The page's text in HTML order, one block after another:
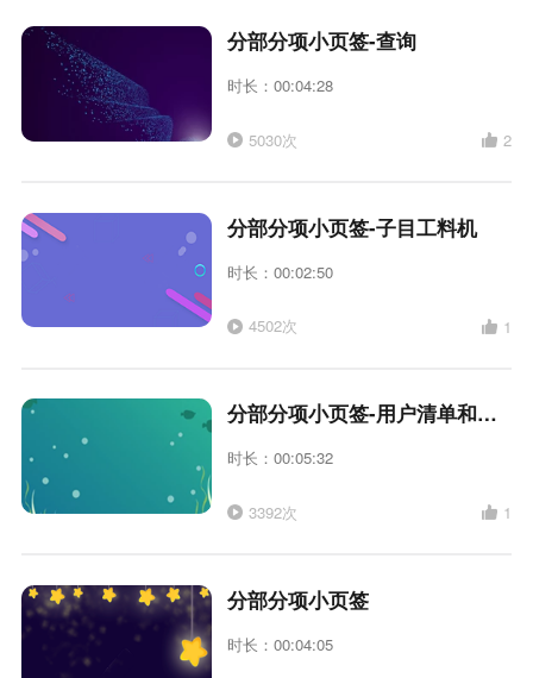
分部分项小页签-查询
时长：00:04:28
5030次 2
分部分项小页签-子目工料机
时长：00:02:50
4502次 1
分部分项小页签-用户清单和用户定额
时长：00:05:32
3392次 1
分部分项小页签
时长：00:04:05